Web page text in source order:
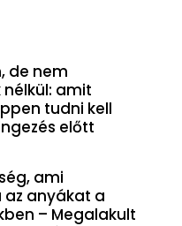
de nem
amit
tudni kell
előtt
ami
anyákat a
– Megalakult